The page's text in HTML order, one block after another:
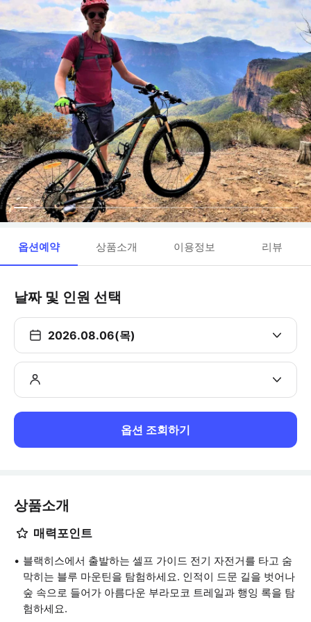
옵션예약 상품소개 이용정보 리뷰
날짜 및 인원 선택
2026.08.06(목)
옵션 조회하기
상품소개
매력포인트
블랙히스에서 출발하는 셀프 가이드 전기 자전거를 타고 숨
막히는 블루 마운틴을 탐험하세요. 인적이 드문 길을 벗어나
숲 속으로 들어가 아름다운 부라모코 트레일과 행잉 록을 탐
험하세요.